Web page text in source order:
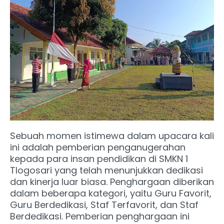
Sebuah momen istimewa dalam upacara kali
ini adalah pemberian penganugerahan
kepada para insan pendidikan di SMKN 1
Tlogosari yang telah menunjukkan dedikasi
dan kinerja luar biasa. Penghargaan diberikan
dalam beberapa kategori, yaitu Guru Favorit,
Guru Berdedikasi, Staf Terfavorit, dan Staf
Berdedikasi. Pemberian penghargaan ini